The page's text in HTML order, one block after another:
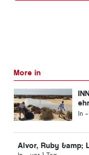
More in
In -
Alvor, Ruby &amp;